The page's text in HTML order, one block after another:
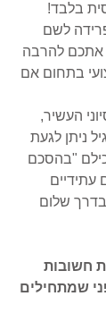
בלבד!
לשם
אתכם להרבה
בתחום אם
העשיר,
ניתן לגעת
"בהסכם
עתידיים
שלום
חשובות
שמתחילים